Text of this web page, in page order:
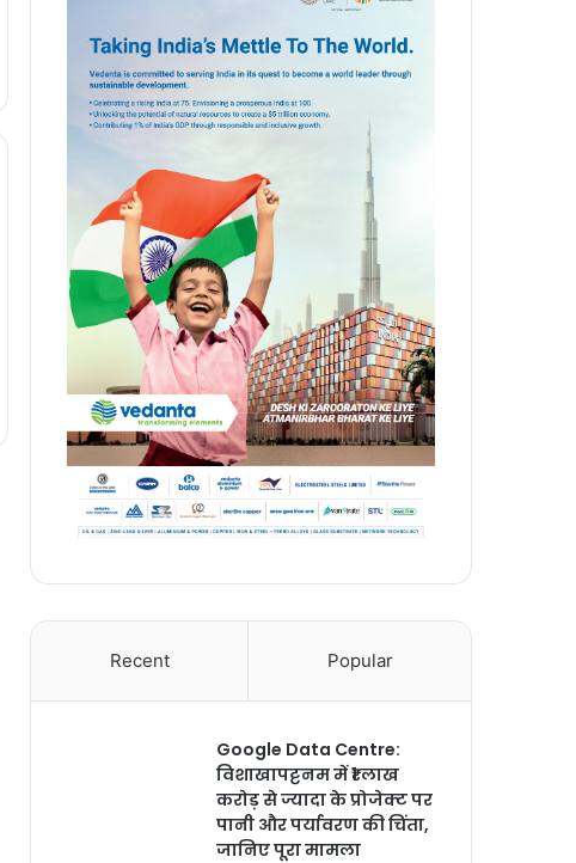
Recent Popular
Google Data Centre:
विशाखापट्टनम में ₹1 लाख
करोड़ से ज्यादा के प्रोजेक्ट पर
पानी और पर्यावरण की चिंता,
जानिए पूरा मामला